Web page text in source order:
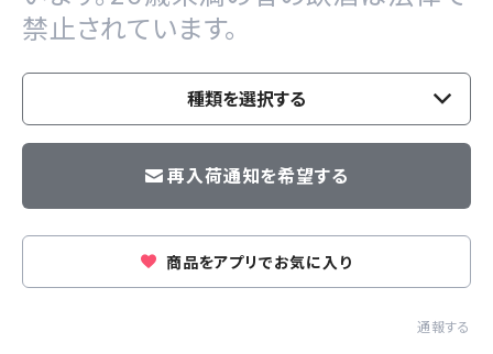
禁止されています。
種類を選択する
再入荷通知を希望する
商品をアプリでお気に入り
通報する